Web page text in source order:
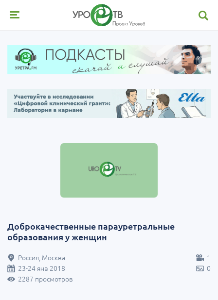
Доброкачественные парауретральные
образования у женщин
1
Россия, Москва
0
23-24 янв 2018
2287 просмотров